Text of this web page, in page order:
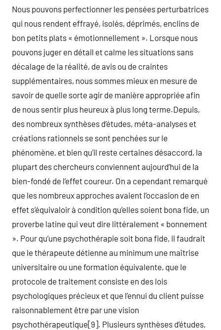
Nous pouvons perfectionner les pensées perturbatrices
qui nous rendent effrayé, isolés, déprimés, enclins de
bon petits plats « émotionnellement ». Lorsque nous
pouvons juger en détail et calme les situations sans
décalage de la réalité, de avis ou de craintes
supplémentaires, nous sommes mieux en mesure de
savoir de quelle sorte agir de manière appropriée afin
de nous sentir plus heureux à plus long terme.Depuis,
des nombreux synthèses d’études, méta-analyses et
créations rationnels se sont penchées sur le
phénomène, et bien qu’il reste certaines désaccord, la
plupart des chercheurs conviennent aujourd’hui de la
bien-fondé de l’effet coureur. On a cependant remarqué
que les nombreux approches avaient l’occasion de en
effet s’équivaloir à condition qu’elles soient bona fide, un
proverbe latine qui veut dire littéralement « bonnement
». Pour qu’une psychothérapie soit bona fide, il faudrait
que le thérapeute détienne au minimum une maîtrise
universitaire ou une formation équivalente, que le
protocole de traitement consiste en des lois
psychologiques précieux et que l’ennui du client puisse
raisonnablement être par une vision
psychothérapeutique[9]. Plusieurs synthèses d’études,